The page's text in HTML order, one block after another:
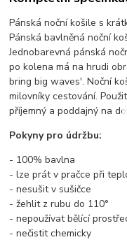
Pánská noční košile s
Pánská bavlněná noční
Jednobarevná pánská
po kolena má na hrudi
bring big waves'. Noční
milovníky cestování.
příjemný a poddajný na
Pokyny pro údržbu:
- 100% bavlna
- lze prát v pračce při
- nesušit v sušičce
- žehlit z rubu do 110°
- nepoužívat bělící
- nečistit chemicky